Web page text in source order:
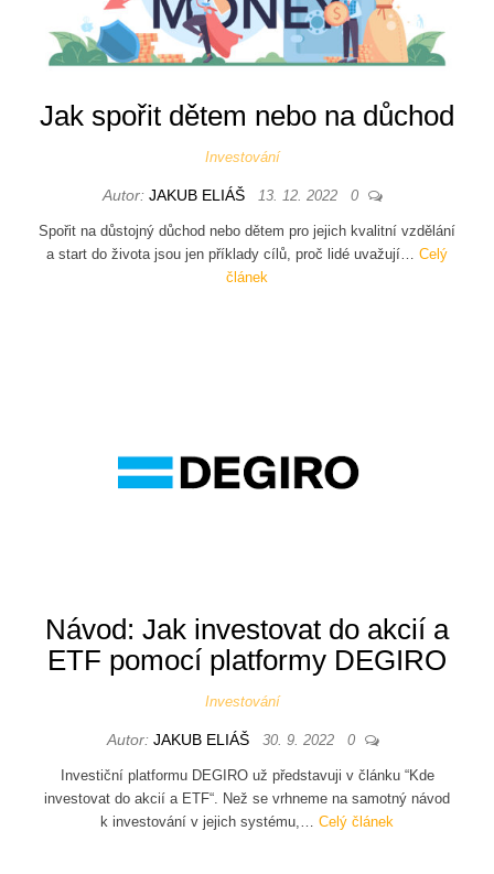
Jak spořit dětem nebo na důchod
Investování
Autor: JAKUB ELIÁŠ 13. 12. 2022 0
Spořit na důstojný důchod nebo dětem pro jejich kvalitní vzdělání
a start do života jsou jen příklady cílů, proč lidé uvažují… Celý
článek
Návod: Jak investovat do akcií a
ETF pomocí platformy DEGIRO
Investování
Autor: JAKUB ELIÁŠ 30. 9. 2022 0
Investiční platformu DEGIRO už představuji v článku “Kde
investovat do akcií a ETF“. Než se vrhneme na samotný návod
k investování v jejich systému,… Celý článek